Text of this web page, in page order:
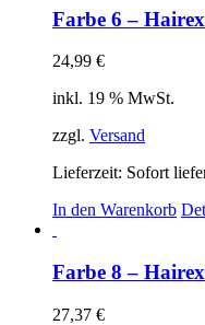
Farbe 6 –
24,99 €
inkl. 19 % MwSt.
zzgl. Versand
Lieferzeit: Sofort
In den Warenkorb
Farbe 8 –
27,37 €